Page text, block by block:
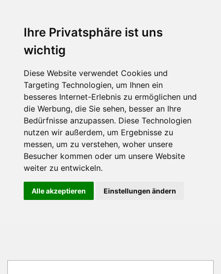
Ihre Privatsphäre ist uns
wichtig
Diese Website verwendet Cookies und
Targeting Technologien, um Ihnen ein
besseres Internet-Erlebnis zu ermöglichen und
die Werbung, die Sie sehen, besser an Ihre
Bedürfnisse anzupassen. Diese Technologien
nutzen wir außerdem, um Ergebnisse zu
messen, um zu verstehen, woher unsere
Besucher kommen oder um unsere Website
weiter zu entwickeln.
Alle akzeptieren Einstellungen ändern